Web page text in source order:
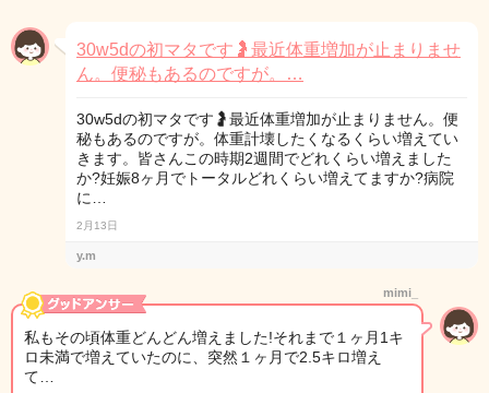
30w5dの初マタです🤰最近体重増加が止まりませ
ん。便秘もあるのですが。…
30w5dの初マタです🤰最近体重増加が止まりません。便
秘もあるのですが。体重計壊したくなるくらい増えてい
きます。皆さんこの時期2週間でどれくらい増えました
か?妊娠8ヶ月でトータルどれくらい増えてますか?病院
に…
2月13日
y.m
mimi_
私もその頃体重どんどん増えました!それまで１ヶ月1キ
ロ未満で増えていたのに、突然１ヶ月で2.5キロ増え
て…